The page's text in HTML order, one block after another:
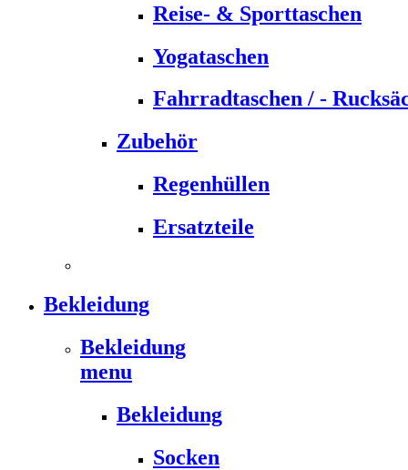
Reise- & Sporttaschen
Yogataschen
Fahrradtaschen / -
Zubehör
Regenhüllen
Ersatzteile
Bekleidung
Bekleidung
menu
Bekleidung
Socken